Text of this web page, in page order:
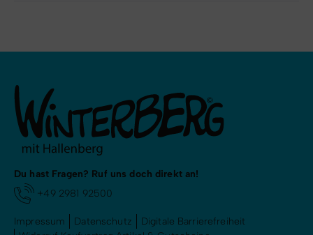
Du hast Fragen? Ruf uns doch direkt an!
+49 2981 92500
Impressum Datenschutz
Digitale Barrierefreiheit